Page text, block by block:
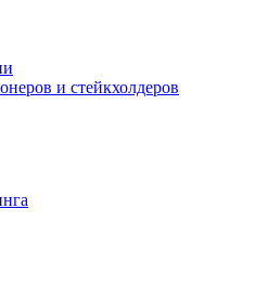
и стейкхолдеров